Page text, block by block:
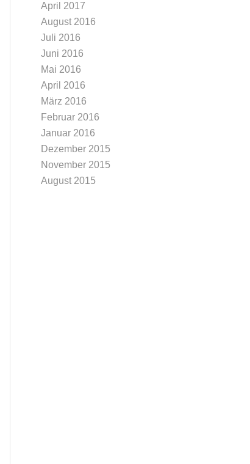
April 2017
August 2016
Juli 2016
Juni 2016
Mai 2016
April 2016
März 2016
Februar 2016
Januar 2016
Dezember 2015
November 2015
August 2015